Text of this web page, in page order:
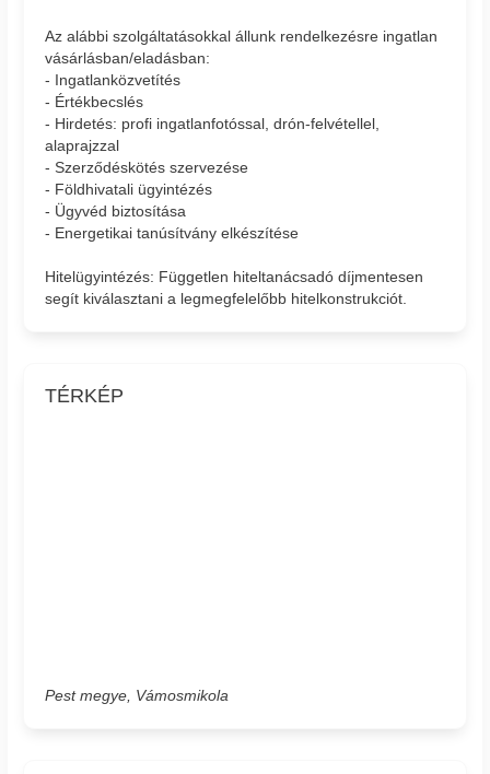
Az alábbi szolgáltatásokkal állunk rendelkezésre ingatlan
vásárlásban/eladásban:
- Ingatlanközvetítés
- Értékbecslés
- Hirdetés: profi ingatlanfotóssal, drón-felvétellel,
alaprajzzal
- Szerződéskötés szervezése
- Földhivatali ügyintézés
- Ügyvéd biztosítása
- Energetikai tanúsítvány elkészítése
Hitelügyintézés: Független hiteltanácsadó díjmentesen
segít kiválasztani a legmegfelelőbb hitelkonstrukciót.
TÉRKÉP
Pest megye, Vámosmikola